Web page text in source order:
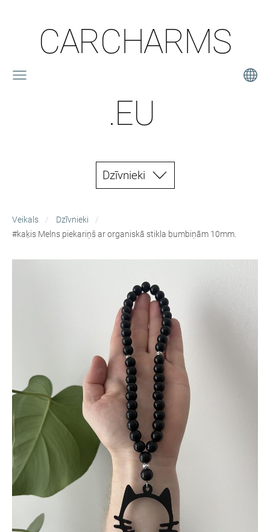
CARCHARMS
.EU
Dzīvnieki
Veikals
Dzīvnieki
#kaķis Melns piekariņš ar organiskā stikla bumbiņām 10mm.